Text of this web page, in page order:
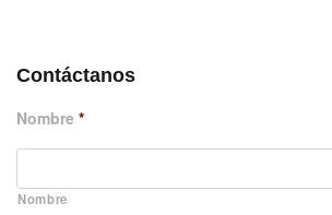
Contáctanos
Nombre *
Nombre